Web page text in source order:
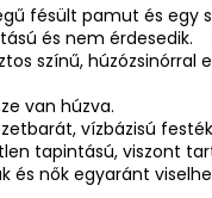
fésült pamut és egy
és nem érdesedik.
színű, húzózsinórral
van húzva.
vízbázisú
tapintású, viszont
és nők egyaránt